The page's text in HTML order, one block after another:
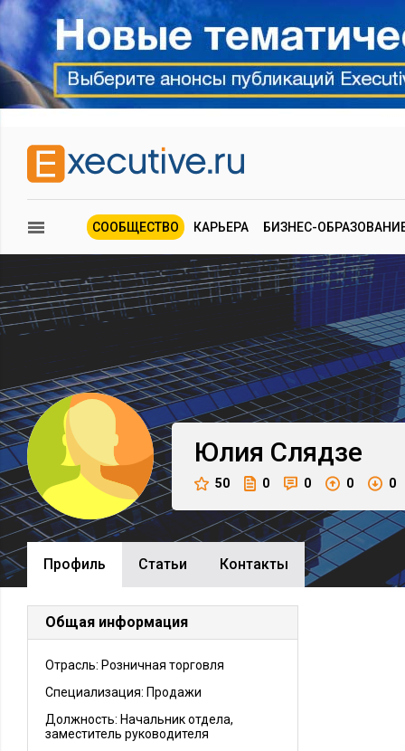
СООБЩЕСТВО КАРЬЕРА БИЗНЕС-
Юлия Слядзе
50 0 0 0 0
Профиль Cтатьи Контакты
Общая информация
Отрасль: Розничная торговля
Специализация: Продажи
Должность: Начальник отдела,
заместитель руководителя